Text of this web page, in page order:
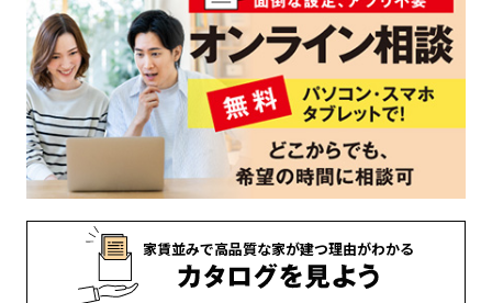
家賃並みで高品質な家が建つ理由がわかる